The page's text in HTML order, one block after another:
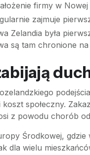
firmy w
zajmuje
Zelandia była
są tam chronione
społeczny.
z powodu chorób
Środkowej,
dla wielu